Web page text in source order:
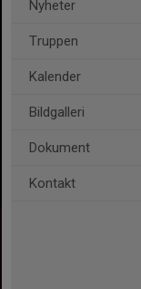
Nyheter
Truppen
Kalender
Bildgalleri
Dokument
Kontakt